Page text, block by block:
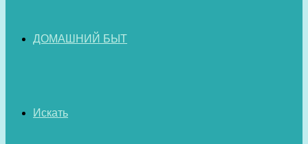
ДОМАШНИЙ БЫТ
Искать